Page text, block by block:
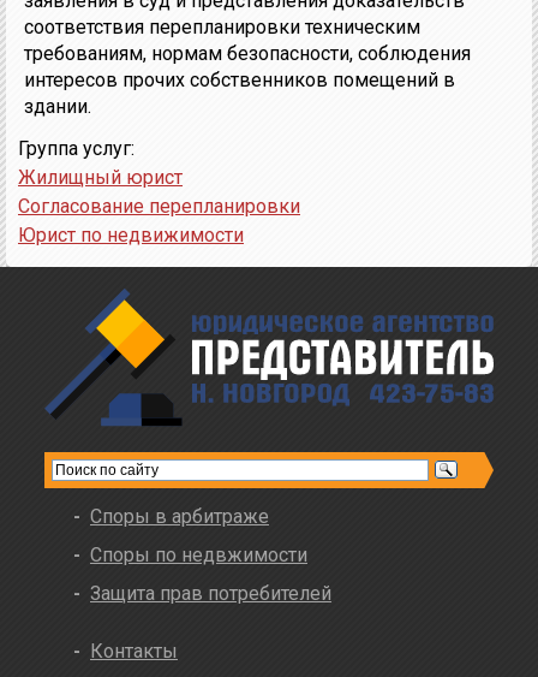
соответствия перепланировки техническим
требованиям, нормам безопасности, соблюдения
интересов прочих собственников помещений в
здании.
Группа услуг:
Жилищный юрист
Согласование перепланировки
Юрист по недвижимости
Споры в арбитраже
Споры по недвжимости
Защита прав потребителей
Контакты